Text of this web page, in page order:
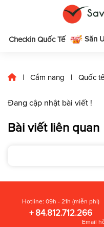
Checkin Quốc Tế Săn
| Cẩm nang | Quốc tế
Đang cập nhật bài viết !
Bài viết liên quan
Hotline: 09h - 21h (miễn phí)
+ 84.812.712.266
Email